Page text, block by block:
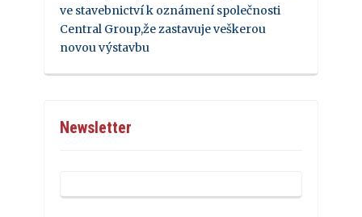
ve stavebnictví k oznámení společnosti
Central Group,že zastavuje veškerou
novou výstavbu
Newsletter